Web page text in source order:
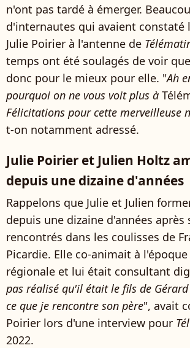
n'ont pas tardé à émerger.
d'internautes qui avaient constaté
Julie Poirier à l'antenne de
temps ont été soulagés de voir
donc pour le mieux pour elle. "Ah
pourquoi on ne vous voit plus à
Félicitations pour cette merveilleuse
t-on notamment adressé.
Julie Poirier et Julien Holtz
depuis une dizaine d'années
Rappelons que Julie et Julien
depuis une dizaine d'années après
rencontrés dans les coulisses de
Picardie. Elle co-animait à
régionale et lui était consultant
pas réalisé qu'il était le fils de
ce que je rencontre son père", avait
Poirier lors d'une interview pour
2022.